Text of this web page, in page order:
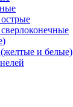
и белые)